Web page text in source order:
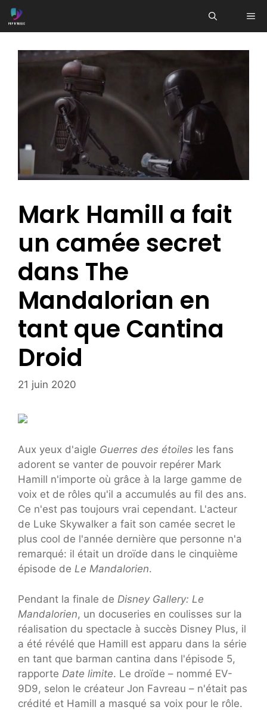
Aller
au
Mark Hamill a fait
un camée secret
dans The
Mandalorian en
tant que Cantina
Droid
21 juin 2020
Aux yeux d'aigle Guerres des étoiles les fans
adorent se vanter de pouvoir repérer Mark
Hamill n'importe où grâce à la large gamme de
voix et de rôles qu'il a accumulés au fil des ans.
Ce n'est pas toujours vrai cependant. L'acteur
de Luke Skywalker a fait son camée secret le
plus cool de l'année dernière que personne n'a
remarqué: il était un droïde dans le cinquième
épisode de Le Mandalorien.
Pendant la finale de Disney Gallery: Le
Mandalorien, un docuseries en coulisses sur la
réalisation du spectacle à succès Disney Plus, il
a été révélé que Hamill est apparu dans la série
en tant que barman cantina dans l'épisode 5,
rapporte Date limite. Le droïde – nommé EV-
9D9, selon le créateur Jon Favreau – n'était pas
crédité et Hamill a masqué sa voix pour le rôle.